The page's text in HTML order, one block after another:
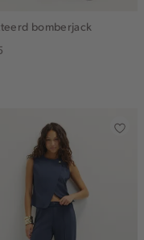
bomberjack